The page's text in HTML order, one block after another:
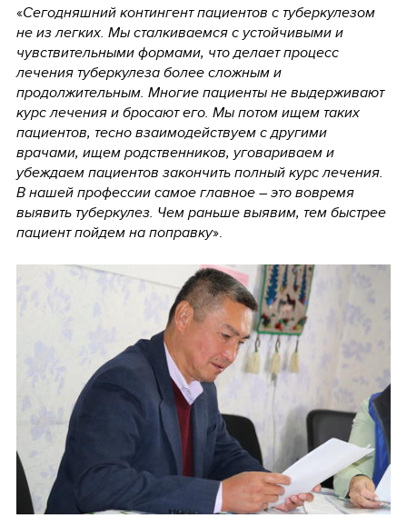
«Сегодняшний контингент пациентов с туберкулезом
не из легких. Мы сталкиваемся с устойчивыми и
чувствительными формами, что делает процесс
лечения туберкулеза более сложным и
продолжительным. Многие пациенты не выдерживают
курс лечения и бросают его. Мы потом ищем таких
пациентов, тесно взаимодействуем с другими
врачами, ищем родственников, уговариваем и
убеждаем пациентов закончить полный курс лечения.
В нашей профессии самое главное – это вовремя
выявить туберкулез. Чем раньше выявим, тем быстрее
пациент пойдем на поправку».